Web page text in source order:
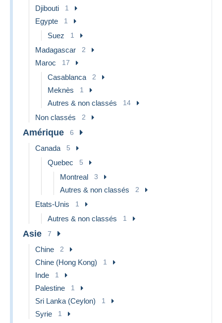
Djibouti 1
Egypte 1
Suez 1
Madagascar 2
Maroc 17
Casablanca 2
Meknès 1
Autres & non classés 14
Non classés 2
Amérique 6
Canada 5
Quebec 5
Montreal 3
Autres & non classés 2
Etats-Unis 1
Autres & non classés 1
Asie 7
Chine 2
Chine (Hong Kong) 1
Inde 1
Palestine 1
Sri Lanka (Ceylon) 1
Syrie 1